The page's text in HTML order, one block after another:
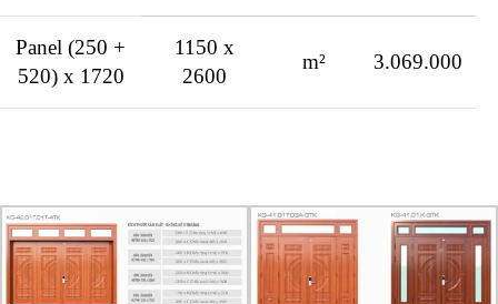
Panel (250 +
520) x 1720
1150 x
2600
m² 3.069.000